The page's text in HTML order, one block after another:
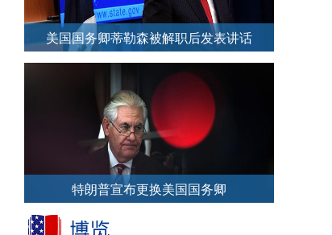
美国国务卿蒂勒森被解职后发表讲话
特朗普宣布更换美国国务卿